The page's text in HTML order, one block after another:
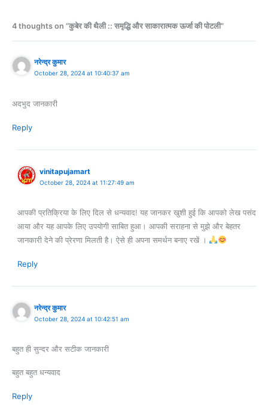
4 thoughts on “कुबेर की थैली :: समृद्धि और साकारात्‍मक ऊर्जा की पोटली”
नरेन्द्र कुमार
October 28, 2024 at 10:40:37 am
अदभुद जानकारी
Reply
vinitapujamart
October 28, 2024 at 11:27:49 am
आपकी प्रतिक्रिया के लिए दिल से धन्यवाद! यह जानकर खुशी हुई कि आपको लेख पसंद
आया और यह आपके लिए उपयोगी साबित हुआ। आपकी सराहना से मुझे और बेहतर
जानकारी देने की प्रेरणा मिलती है। ऐसे ही अपना समर्थन बनाए रखें ।
Reply
नरेन्द्र कुमार
October 28, 2024 at 10:42:51 am
बहुत ही सुन्दर और सटीक जानकारी
बहुत बहुत धन्यवाद
Reply